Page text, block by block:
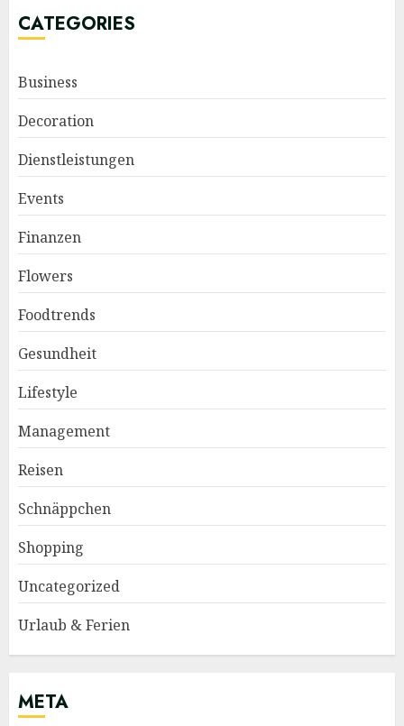
CATEGORIES
Business
Decoration
Dienstleistungen
Events
Finanzen
Flowers
Foodtrends
Gesundheit
Lifestyle
Management
Reisen
Schnäppchen
Shopping
Uncategorized
Urlaub & Ferien
META